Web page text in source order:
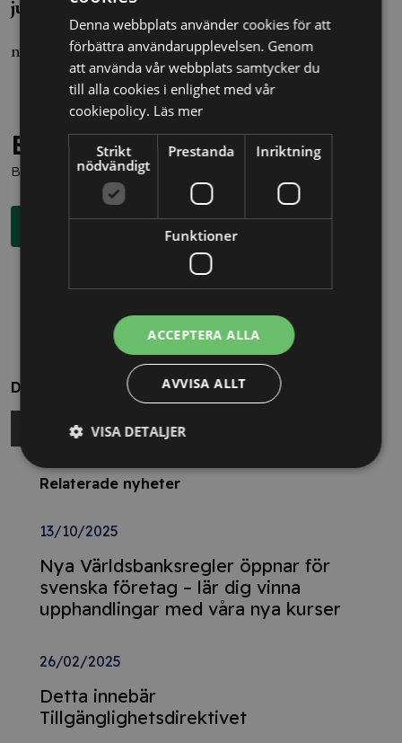
juridik
nils.ivars@alltomjuridik.se
Behöver du juridisk hjälp?
Boka en kostnadsfri konsultation direkt via knappen nedan.
Dela
Relaterade nyheter
13/10/2025
Nya Världsbanksregler öppnar för
svenska företag – lär dig vinna
upphandlingar med våra nya kurser
26/02/2025
Detta innebär
Tillgänglighetsdirektivet
Denna webbplats använder cookies för att
förbättra användarupplevelsen. Genom
att använda vår webbplats samtycker du
till alla cookies i enlighet med vår
cookiepolicy. Läs mer
Strikt
nödvändigt
Prestanda Inriktning
Funktioner
ACCEPTERA ALLA
AVVISA ALLT
VISA DETALJER